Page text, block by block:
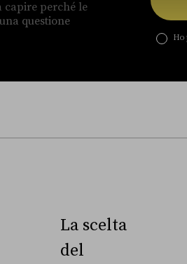
capire perché le
questione
Ho
La scelta
del